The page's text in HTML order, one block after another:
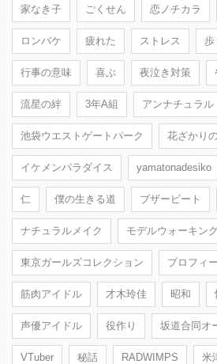
家なき子 ごくせん 恋ノチカラ
ロンバケ 疲れた ストレス 歩
行事の意味 喜ぶ 夜泣き対策
流星の絆 3年A組 アンナチュラル
池袋ウエストゲートパーク 花ざかり
イケメンパラダイス yamatonadesiko
仁 僕の生きる道 ブザービート
ナチュラルメイク モデルウォーキン
東京ガールズコレクション プロフィ
筋肉アイドル 才木玲佳 昭和
声優アイドル 役作り 坂道合同オ
VTuber 秘話 RADWIMPS 米